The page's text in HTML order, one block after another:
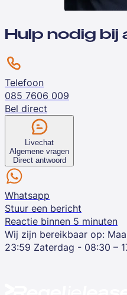
Hulp nodig bij
Telefoon
085 7606 009
Bel direct
Livechat
Algemene vragen
Direct antwoord
Whatsapp
Stuur een bericht
Reactie binnen 5 minuten
Wij zijn bereikbaar op:
23:59 Zaterdag - 08:30 –